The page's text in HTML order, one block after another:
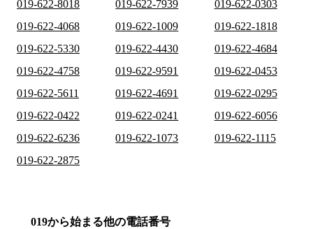
019-622-8018
019-622-7939
019-622-0303
019-622-4068
019-622-1009
019-622-1818
019-622-5330
019-622-4430
019-622-4684
019-622-4758
019-622-9591
019-622-0453
019-622-5611
019-622-4691
019-622-0295
019-622-0422
019-622-0241
019-622-6056
019-622-6236
019-622-1073
019-622-1115
019-622-2875
019から始まる他の電話番号